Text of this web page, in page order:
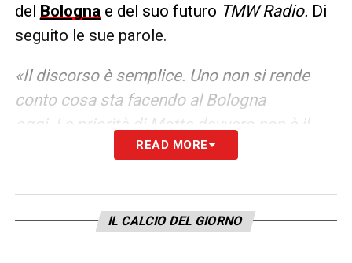
del Bologna e del suo futuro TMW Radio. Di
seguito le sue parole.
«Il discorso è semplice. Uno non si rende
conto cosa sta facendo al Bologna
oggi. La priorità di Motta davvero non è il
suo futuro. Il vero interesse è il Bologna, c’è
spalle il peso di questa situazione
incredibile. E’ un momento difficile da
READ MORE
IL CALCIO DEL GIORNO